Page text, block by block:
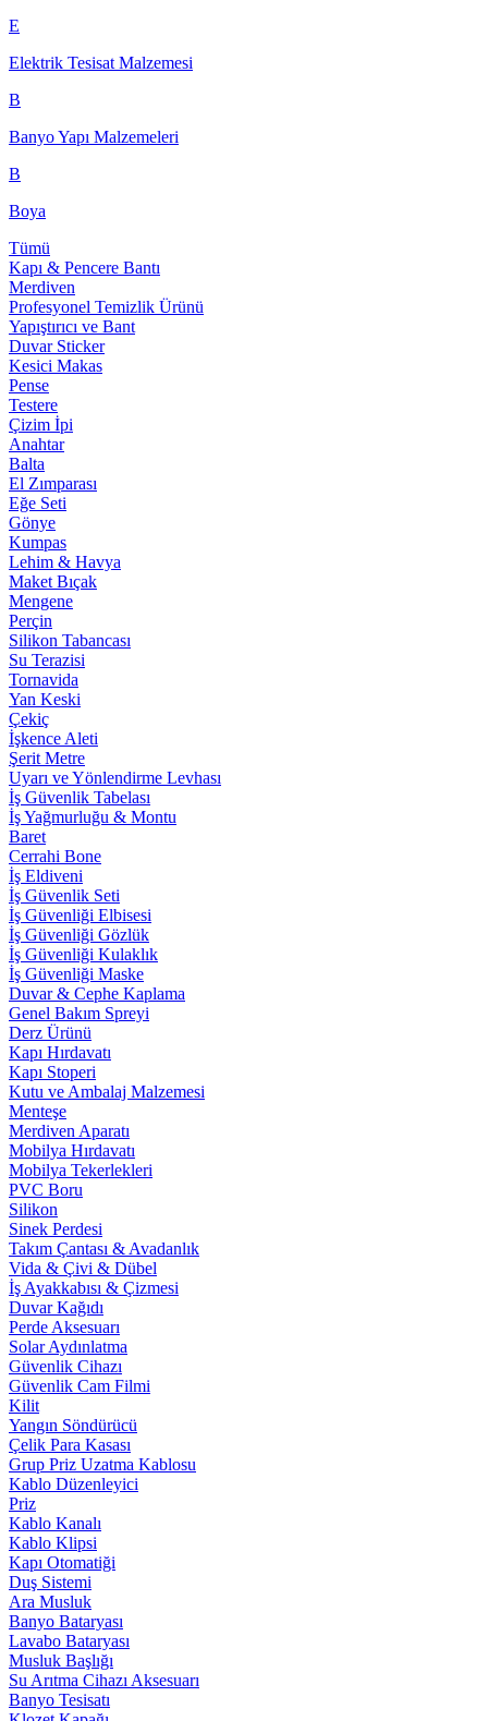
E
Elektrik Tesisat Malzemesi
B
Banyo Yapı Malzemeleri
B
Boya
Tümü
Kapı & Pencere Bantı
Merdiven
Profesyonel Temizlik Ürünü
Yapıştırıcı ve Bant
Duvar Sticker
Kesici Makas
Pense
Testere
Çizim İpi
Anahtar
Balta
El Zımparası
Eğe Seti
Gönye
Kumpas
Lehim & Havya
Maket Bıçak
Mengene
Perçin
Silikon Tabancası
Su Terazisi
Tornavida
Yan Keski
Çekiç
İşkence Aleti
Şerit Metre
Uyarı ve Yönlendirme Levhası
İş Güvenlik Tabelası
İş Yağmurluğu & Montu
Baret
Cerrahi Bone
İş Eldiveni
İş Güvenlik Seti
İş Güvenliği Elbisesi
İş Güvenliği Gözlük
İş Güvenliği Kulaklık
İş Güvenliği Maske
Duvar & Cephe Kaplama
Genel Bakım Spreyi
Derz Ürünü
Kapı Hırdavatı
Kapı Stoperi
Kutu ve Ambalaj Malzemesi
Menteşe
Merdiven Aparatı
Mobilya Hırdavatı
Mobilya Tekerlekleri
PVC Boru
Silikon
Sinek Perdesi
Takım Çantası & Avadanlık
Vida & Çivi & Dübel
İş Ayakkabısı & Çizmesi
Duvar Kağıdı
Perde Aksesuarı
Solar Aydınlatma
Güvenlik Cihazı
Güvenlik Cam Filmi
Kilit
Yangın Söndürücü
Çelik Para Kasası
Grup Priz Uzatma Kablosu
Kablo Düzenleyici
Priz
Kablo Kanalı
Kablo Klipsi
Kapı Otomatiği
Duş Sistemi
Ara Musluk
Banyo Bataryası
Lavabo Bataryası
Musluk Başlığı
Su Arıtma Cihazı Aksesuarı
Banyo Tesisatı